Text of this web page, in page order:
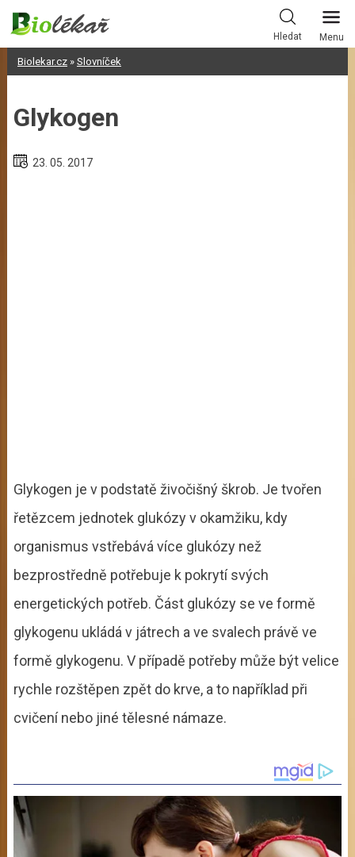
Skip
content
Hledat Menu
Biolekar.cz» Slovníček
Glykogen
23. 05. 2017
Glykogen je v podstatě živočišný škrob. Je tvořen
řetězcem jednotek glukózy v okamžiku, kdy
organismus vstřebává více glukózy než
bezprostředně potřebuje k pokrytí svých
energetických potřeb. Část glukózy se ve formě
glykogenu ukládá v játrech a ve svalech právě ve
formě glykogenu. V případě potřeby může být velice
rychle rozštěpen zpět do krve, a to například při
cvičení nebo jiné tělesné námaze.